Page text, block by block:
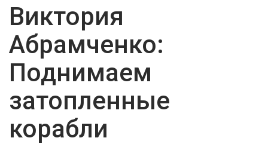
Виктория
Абрамченко:
Поднимаем
затопленные
корабли